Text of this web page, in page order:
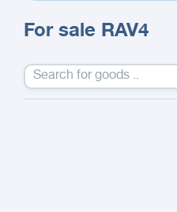
For sale RAV4